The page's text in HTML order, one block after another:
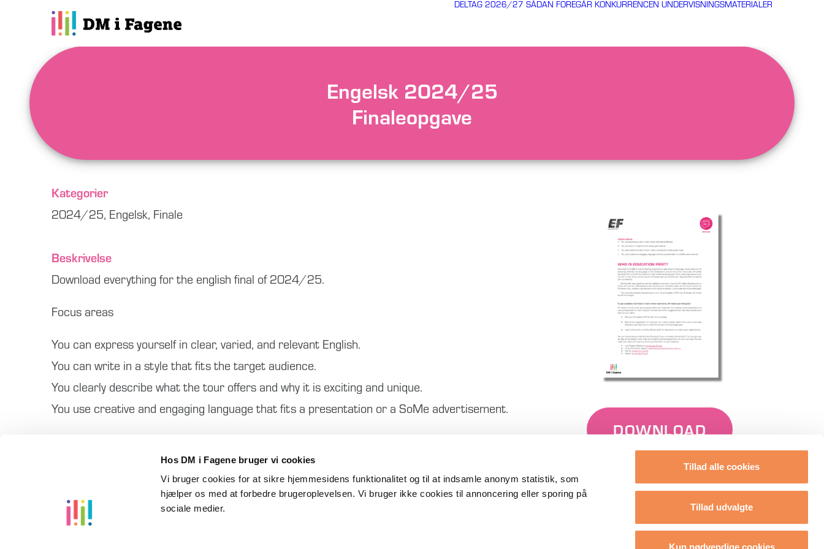
Hos DM i Fagene bruger vi cookies
Vi bruger cookies for at sikre hjemmesidens funktionalitet og til at indsamle anonym statistik, som
hjælper os med at forbedre brugeroplevelsen. Vi bruger ikke cookies til annoncering eller sporing på
sociale medier.
Tillad alle cookies
Tillad udvalgte
Kun nødvendige cookies
DELTAG 2026/27 SÅDAN FOREGÅR KONKURRENCEN UNDERVISNINGSMATERIALER
Engelsk 2024/25
Finaleopgave
Kategorier
2024/25, Engelsk, Finale
Beskrivelse
Download everything for the english final of 2024/25.
Focus areas
You can express yourself in clear, varied, and relevant English.
You can write in a style that fits the target audience.
You clearly describe what the tour offers and why it is exciting and unique.
You use creative and engaging language that fits a presentation or a SoMe advertisement.
Appendix, case, evaluation criteria
DOWNLOAD